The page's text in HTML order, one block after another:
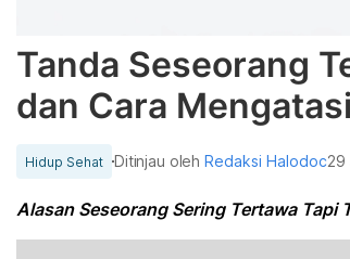
Tanda Seseorang
dan Cara
Hidup Sehat Ditinjau olehRedaksi Halodoc29
Alasan Seseorang Sering Tertawa Tapi